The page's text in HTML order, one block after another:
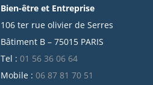
Bien-être et Entreprise
106 ter rue olivier de Serres
Bâtiment B – 75015 PARIS
Tel : 01 56 36 06 64
Mobile : 06 87 81 70 51